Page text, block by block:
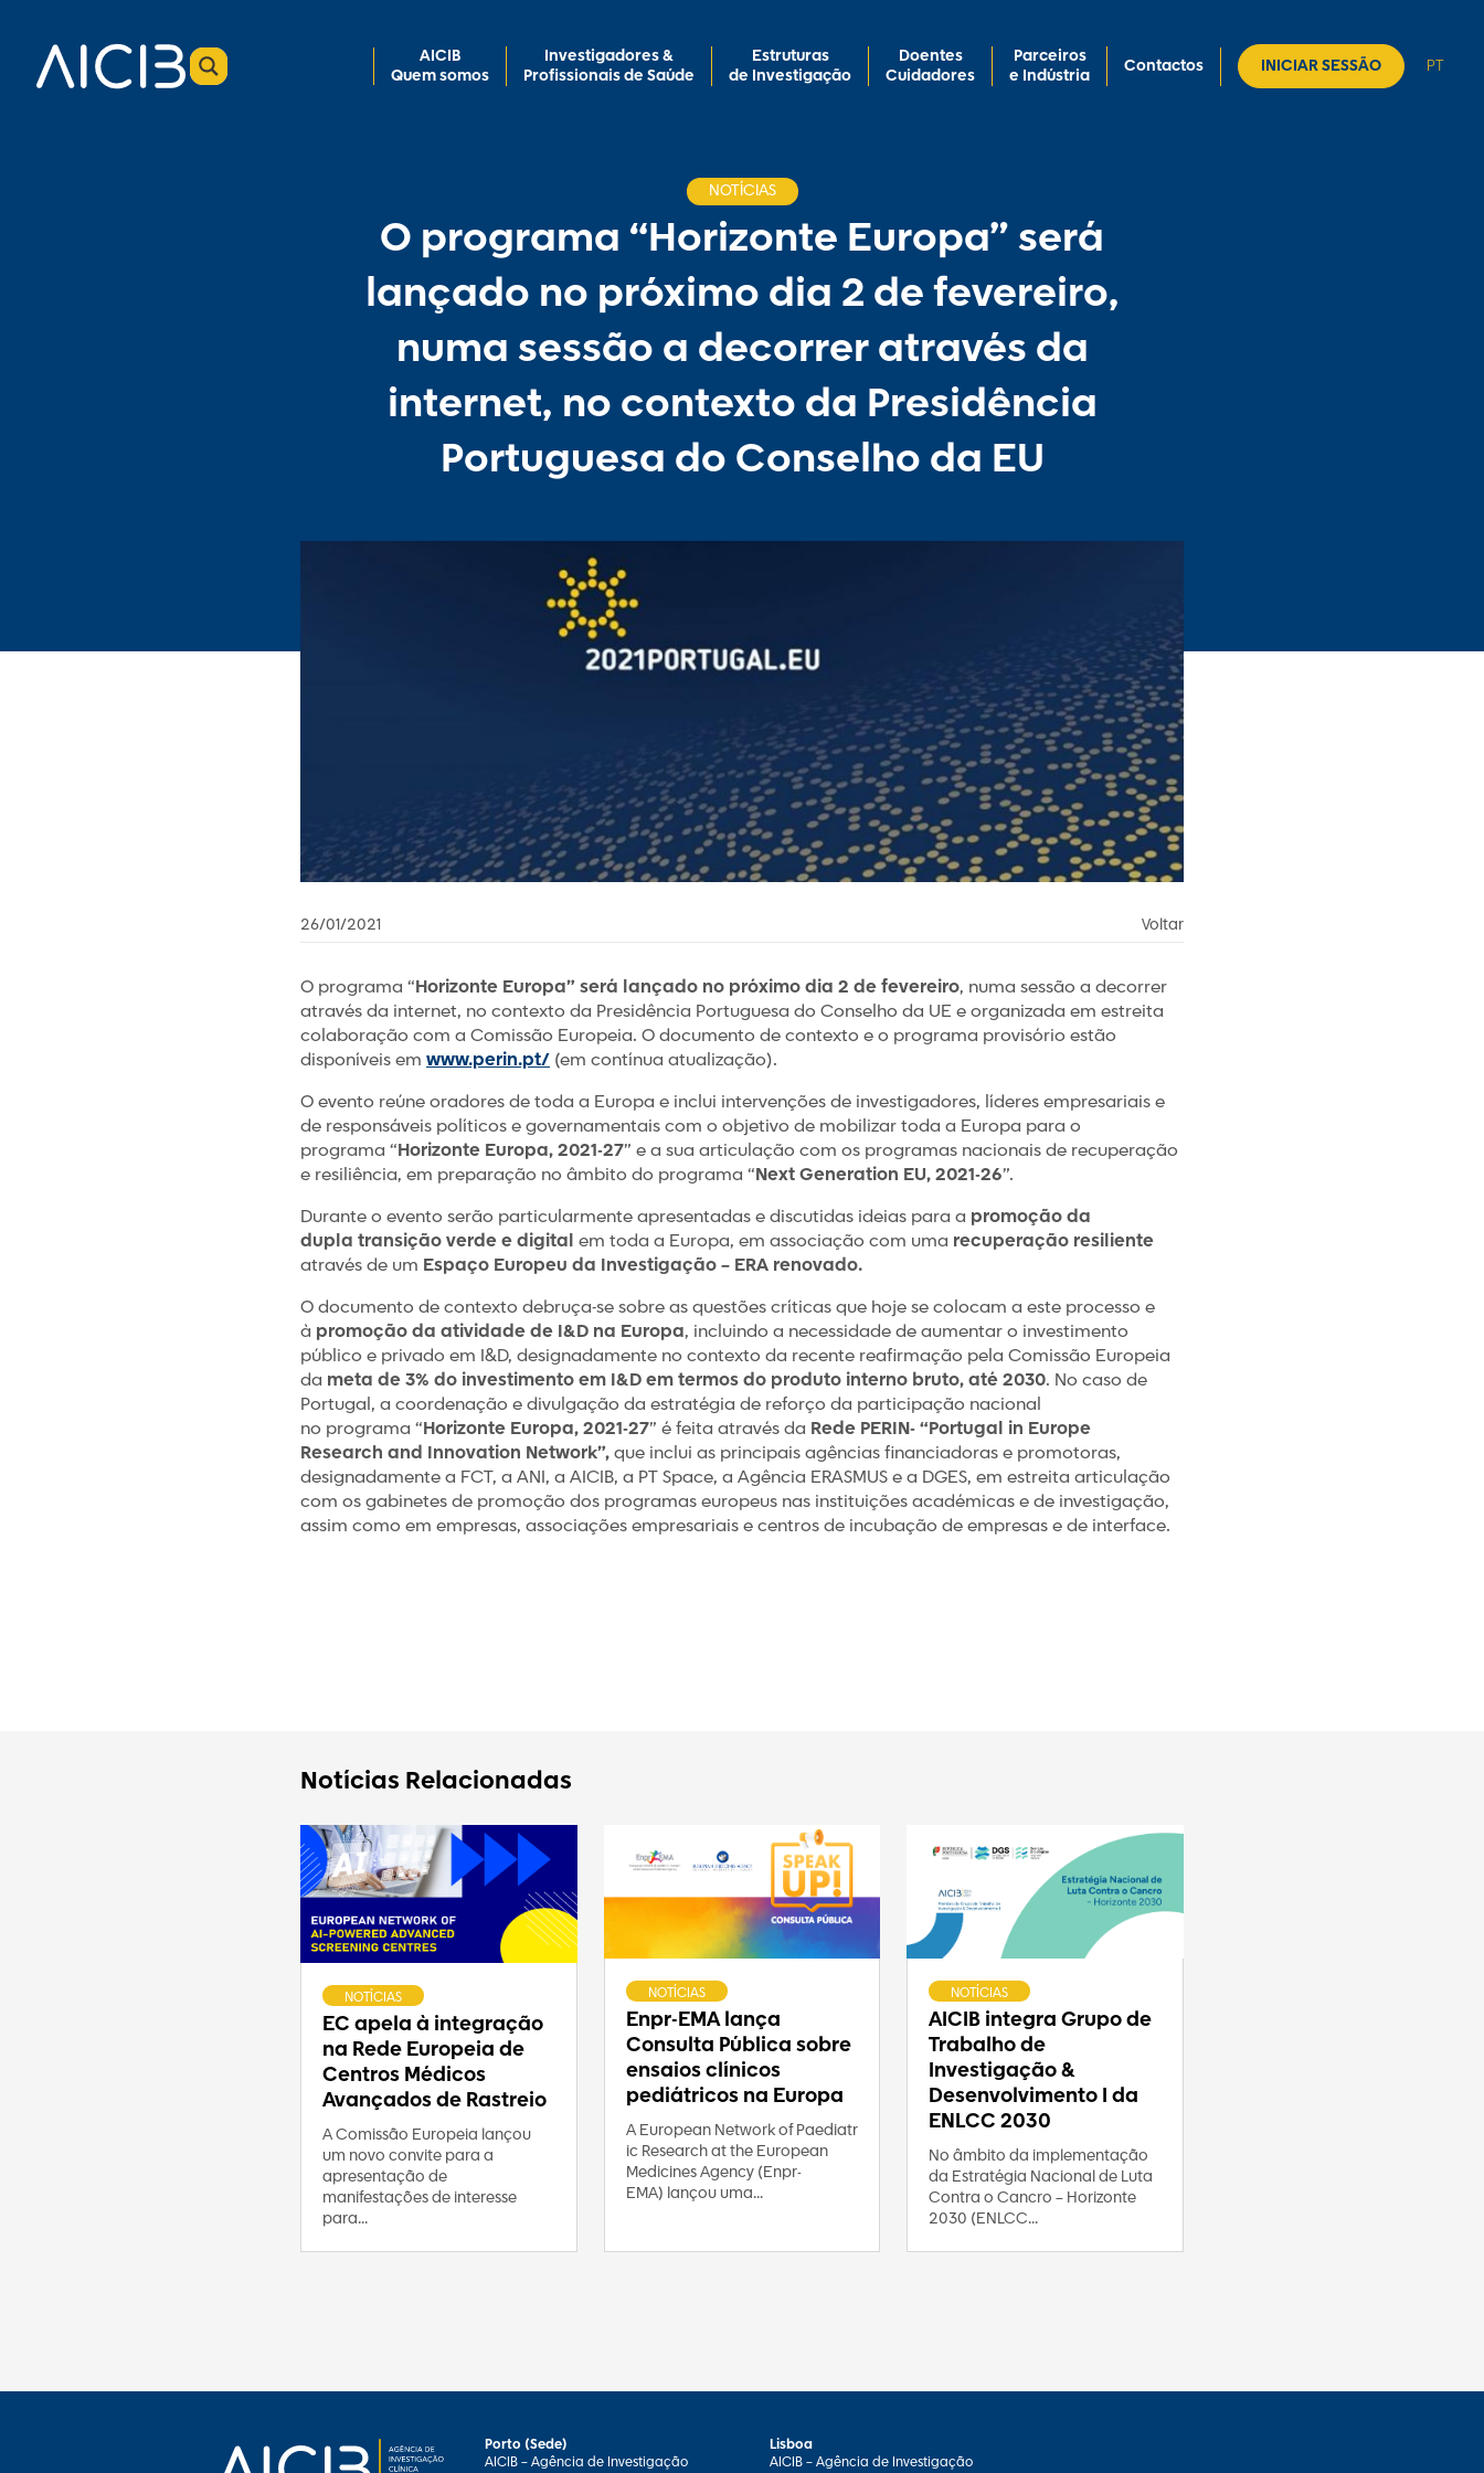
AICIB
Quem somos
Investigadores &
Profissionais de Saúde
Estruturas
de Investigação
Doentes
Cuidadores
Parceiros
e Indústria
Contactos INICIAR SESSÃO PT
NOTÍCIAS
O programa “Horizonte Europa” será
lançado no próximo dia 2 de fevereiro,
numa sessão a decorrer através da
internet, no contexto da Presidência
Portuguesa do Conselho da EU
26/01/2021 Voltar
O programa “Horizonte Europa” será lançado no próximo dia 2 de fevereiro, numa sessão a decorrer
através da internet, no contexto da Presidência Portuguesa do Conselho da UE e organizada em estreita
colaboração com a Comissão Europeia. O documento de contexto e o programa provisório estão
disponíveis em www.perin.pt/ (em contínua atualização).
O evento reúne oradores de toda a Europa e inclui intervenções de investigadores, líderes empresariais e
de responsáveis políticos e governamentais com o objetivo de mobilizar toda a Europa para o
programa “Horizonte Europa, 2021-27” e a sua articulação com os programas nacionais de recuperação
e resiliência, em preparação no âmbito do programa “Next Generation EU, 2021-26”.
Durante o evento serão particularmente apresentadas e discutidas ideias para a promoção da
dupla transição verde e digital em toda a Europa, em associação com uma recuperação resiliente
através de um Espaço Europeu da Investigação – ERA renovado.
O documento de contexto debruça-se sobre as questões críticas que hoje se colocam a este processo e
à promoção da atividade de I&D na Europa, incluindo a necessidade de aumentar o investimento
público e privado em I&D, designadamente no contexto da recente reafirmação pela Comissão Europeia
da meta de 3% do investimento em I&D em termos do produto interno bruto, até 2030. No caso de
Portugal, a coordenação e divulgação da estratégia de reforço da participação nacional
no programa “Horizonte Europa, 2021-27”​ é feita através da Rede PERIN- “Portugal in Europe
Research and Innovation Network”,que inclui as principais agências financiadoras e promotoras,
designadamente a FCT, a ANI, a AICIB, a PT Space, a Agência ERASMUS e a DGES, em estreita articulação
com os gabinetes de promoção dos programas europeus nas instituições académicas e de investigação,
assim como em empresas, associações empresariais e centros de incubação de empresas e de interface.
Notícias Relacionadas
EC apela à integração
na Rede Europeia de
Centros Médicos
Avançados de Rastreio
NOTÍCIAS
A Comissão Europeia lançou
um novo convite para a
apresentação de
manifestações de interesse
para...
Enpr-EMA lança
Consulta Pública sobre
ensaios clínicos
pediátricos na Europa
NOTÍCIAS
A European Network of Paediatr
ic Research at the European
Medicines Agency (Enpr-
EMA) lançou uma...
AICIB integra Grupo de
Trabalho de
Investigação &
Desenvolvimento I da
ENLCC 2030
NOTÍCIAS
No âmbito da implementação
da Estratégia Nacional de Luta
Contra o Cancro – Horizonte
2030 (ENLCC...
Porto (Sede)
AICIB – Agência de Investigação
Lisboa
AICIB – Agência de Investigação